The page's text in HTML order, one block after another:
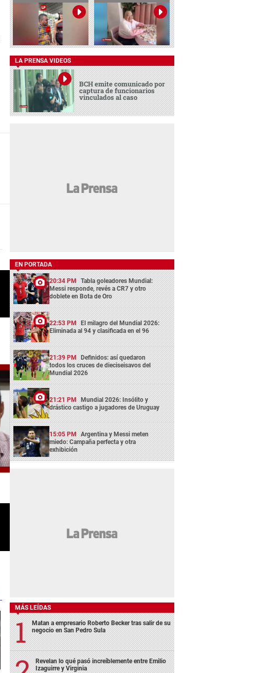
LA PRENSA VIDEOS
BCH emite comunicado por
captura de funcionarios
vinculados al caso
EN PORTADA
20:34 PM Tabla goleadores Mundial:
Messi responde, revés a CR7 y otro
doblete en Bota de Oro
22:53 PM El milagro del Mundial 2026:
Eliminada al 94 y clasificada en el 96
21:39 PM Definidos: así quedaron
todos los cruces de dieciseisavos del
Mundial 2026
21:21 PM Mundial 2026: Insólito y
drástico castigo a jugadores de Uruguay
15:05 PM Argentina y Messi meten
miedo: Campaña perfecta y otra
exhibición
MÁS LEÍDAS
Matan a empresario Roberto Becker tras salir de su
negocio en San Pedro Sula
Revelan lo qué pasó increíblemente entre Emilio
Izaguirre y Virginia